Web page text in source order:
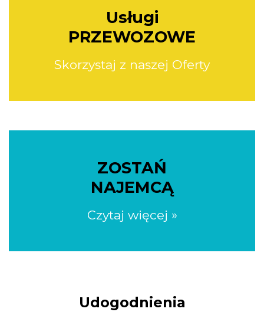
Usługi
PRZEWOZOWE
Skorzystaj z naszej Oferty
ZOSTAŃ
NAJEMCĄ
Czytaj więcej »
Udogodnienia